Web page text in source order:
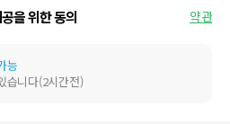
을 위한 동의 약관
능
습니다(2시간전)